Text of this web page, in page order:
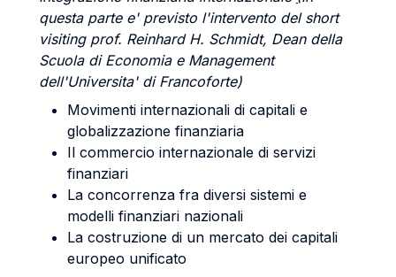
questa parte e' previsto l'intervento del short
visiting prof. Reinhard H. Schmidt, Dean della
Scuola di Economia e Management
dell'Universita' di Francoforte)
Movimenti internazionali di capitali e
globalizzazione finanziaria
Il commercio internazionale di servizi
finanziari
La concorrenza fra diversi sistemi e
modelli finanziari nazionali
La costruzione di un mercato dei capitali
europeo unificato